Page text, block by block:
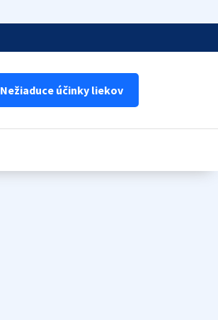
Nežiaduce účinky liekov